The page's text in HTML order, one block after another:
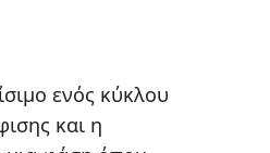
ενός κύκλου
και η